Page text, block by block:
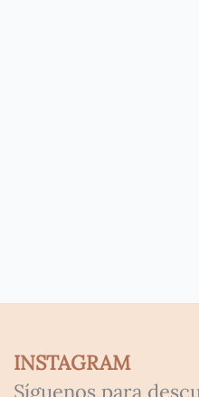
INSTAGRAM
Síguenos para